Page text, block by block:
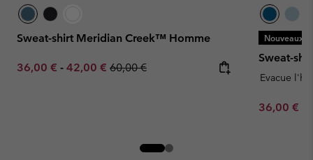
Sweat-shirt Meridian Creek™ Homme
Minimum sale price:
36,00 € - Maximum sale price:
42,00 € Regular price:
60,00 €
Nouveaux
Sweat-
Evacue
Minimum
36,00 €